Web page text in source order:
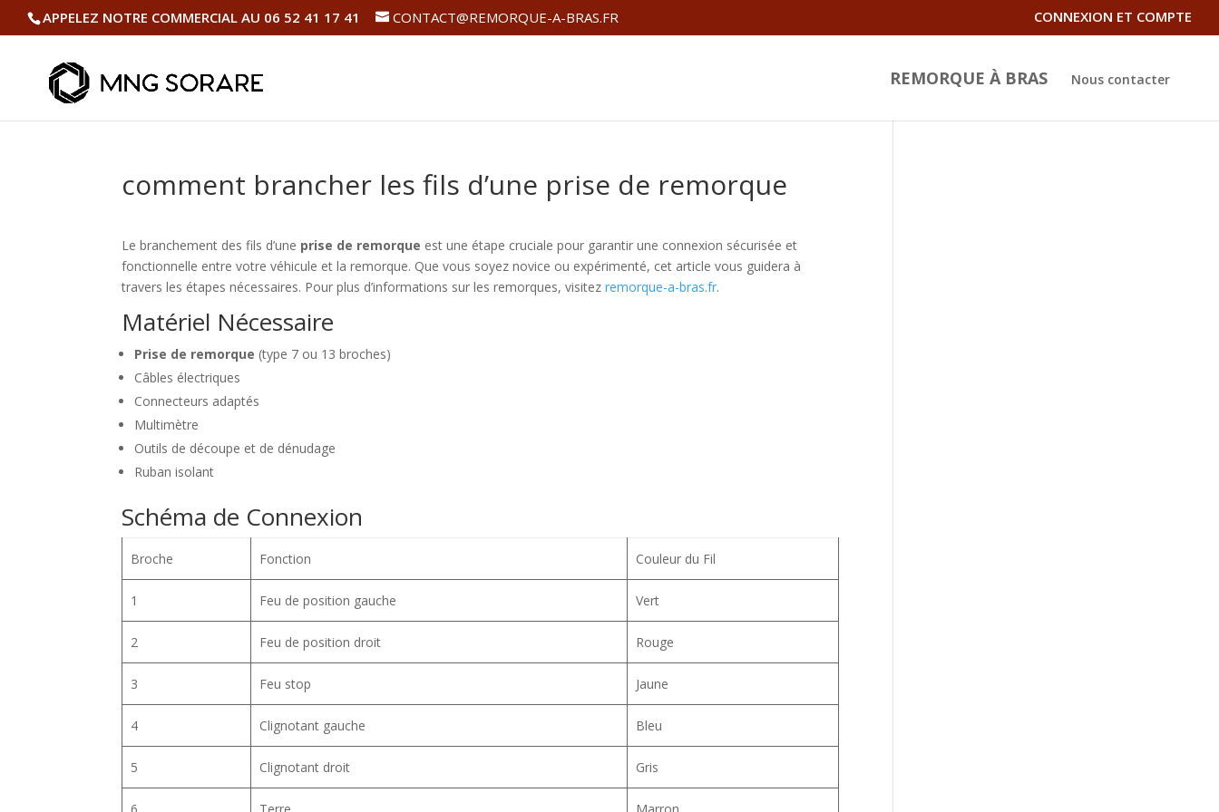
APPELEZ NOTRE COMMERCIAL AU 06 52 41 17 41 CONTACT@REMORQUE-A-BRAS.FR CONNEXION ET COMPTE
REMORQUE À BRAS Nous contacter
comment brancher les fils d’une prise de remorque
Le branchement des fils d’une prise de remorque est une étape cruciale pour garantir une connexion sécurisée et
fonctionnelle entre votre véhicule et la remorque. Que vous soyez novice ou expérimenté, cet article vous guidera à
travers les étapes nécessaires. Pour plus d’informations sur les remorques, visitezremorque-a-bras.fr.
Matériel Nécessaire
Prise de remorque (type 7 ou 13 broches)
Câbles électriques
Connecteurs adaptés
Multimètre
Outils de découpe et de dénudage
Ruban isolant
Schéma de Connexion
Broche Fonction Couleur du Fil
1 Feu de position gauche Vert
2 Feu de position droit Rouge
3 Feu stop Jaune
4 Clignotant gauche Bleu
5 Clignotant droit Gris